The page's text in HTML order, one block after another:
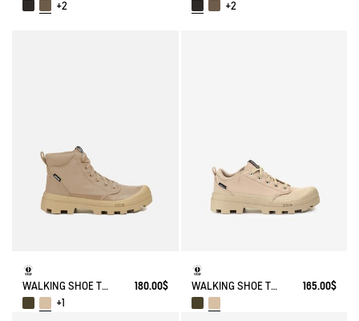
+2
+2
WALKING SHOE TENERE
180.00$
+1
WALKING SHOE TENERE 165.00$